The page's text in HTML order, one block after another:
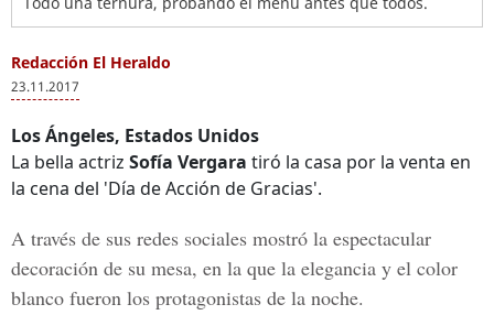
Redacción El Heraldo
23.11.2017
Los Ángeles, Estados Unidos
La bella actriz Sofía Vergara tiró la casa por la venta en
la cena del 'Día de Acción de Gracias'.
A través de sus redes sociales mostró la espectacular
decoración de su mesa, en la que la elegancia y el color
blanco fueron los protagonistas de la noche.